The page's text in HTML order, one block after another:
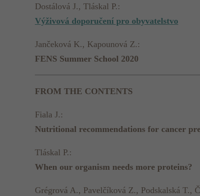
Dostálová J., Tláskal P.:
Výživová doporučení pro obyvatelstvo
Jančeková K., Kapounová Z.:
FENS Summer School 2020
FROM THE CONTENTS
Fiala J.:
Nutritional recommendations for cancer
Tláskal P.:
When our organism needs more proteins?
Grégrová A., Pavelčíková Z., Podskalská T.,